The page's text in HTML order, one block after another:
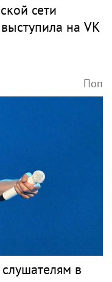
сети
на VK
Поп
в